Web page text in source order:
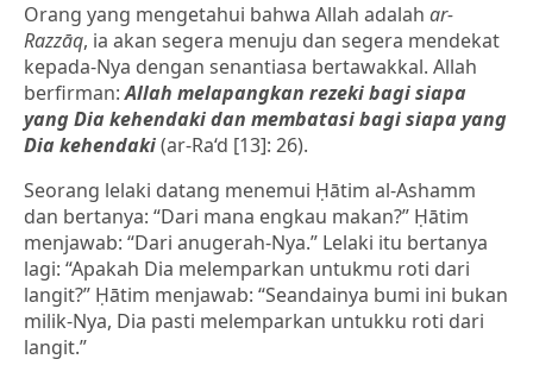
Orang yang mengetahui bahwa Allah adalah ar-
Razzāq, ia akan segera menuju dan segera mendekat
kepada-Nya dengan senantiasa bertawakkal. Allah
berfirman:Allah melapangkan rezeki bagi siapa
yang Dia kehendaki dan membatasi bagi siapa yang
Dia kehendaki(ar-Ra‘d [13]: 26).
Seorang lelaki datang menemui Ḥātim al-Ashamm
dan bertanya: “Dari mana engkau makan?” Ḥātim
menjawab: “Dari anugerah-Nya.” Lelaki itu bertanya
lagi: “Apakah Dia melemparkan untukmu roti dari
langit?” Ḥātim menjawab: “Seandainya bumi ini bukan
milik-Nya, Dia pasti melemparkan untukku roti dari
langit.”